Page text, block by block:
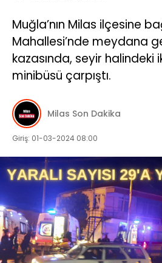
VEFAT
GENEL
İLETIŞIM
Muğla’nın Milas ilçesine
Mahallesi’nde meydana
kazasında, seyir halindeki
minibüsü çarpıştı.
Milas Son Dakika
Giriş: 01-03-2024 08:00